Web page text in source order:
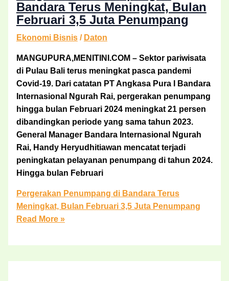
Bandara Terus Meningkat, Bulan
Februari 3,5 Juta Penumpang
Ekonomi Bisnis/ Daton
MANGUPURA,MENITINI.COM – Sektor pariwisata
di Pulau Bali terus meningkat pasca pandemi
Covid-19. Dari catatan PT Angkasa Pura I Bandara
Internasional Ngurah Rai, pergerakan penumpang
hingga bulan Februari 2024 meningkat 21 persen
dibandingkan periode yang sama tahun 2023.
General Manager Bandara Internasional Ngurah
Rai, Handy Heryudhitiawan mencatat terjadi
peningkatan pelayanan penumpang di tahun 2024.
Hingga bulan Februari
Pergerakan Penumpang di Bandara Terus
Meningkat, Bulan Februari 3,5 Juta Penumpang
Read More »